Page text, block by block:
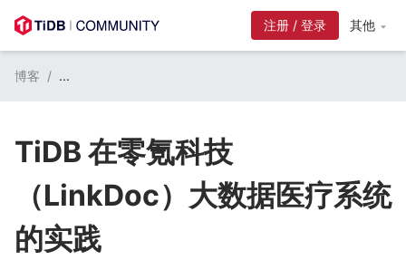
注册 / 登录 其他
博客 / ...
TiDB 在零氪科技
（LinkDoc）大数据医疗系统
的实践